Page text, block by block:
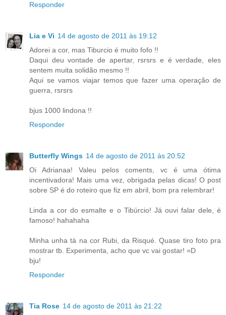
Responder
Lia e Vi 14 de agosto de 2011 às 19:12
Adorei a cor, mas Tiburcio é muito fofo !!
Daqui deu vontade de apertar, rsrsrs e é verdade, eles
sentem muita solidão mesmo !!
Aqui se vamos viajar temos que fazer uma operação de
guerra, rsrsrs
bjus 1000 lindona !!
Responder
Butterfly Wings 14 de agosto de 2011 às 20:52
Oi Adrianaa! Valeu pelos coments, vc é uma ótima
incentivadora! Mais uma vez, obrigada pelas dicas! O post
sobre SP é do roteiro que fiz em abril, bom pra relembrar!
Linda a cor do esmalte e o Tibúrcio! Já ouvi falar dele, é
famoso! hahahaha
Minha unha tá na cor Rubi, da Risqué. Quase tiro foto pra
mostrar tb. Experimenta, acho que vc vai gostar! =D
bju!
Responder
Tia Rose 14 de agosto de 2011 às 21:22